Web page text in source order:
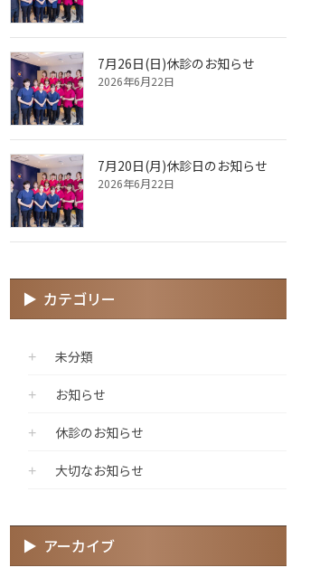
7月26日(日)休診のお知らせ
2026年6月22日
7月20日(月)休診日のお知らせ
2026年6月22日
カテゴリー
未分類
お知らせ
休診のお知らせ
大切なお知らせ
アーカイブ